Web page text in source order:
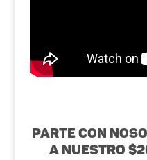
Parte con
a nuestro